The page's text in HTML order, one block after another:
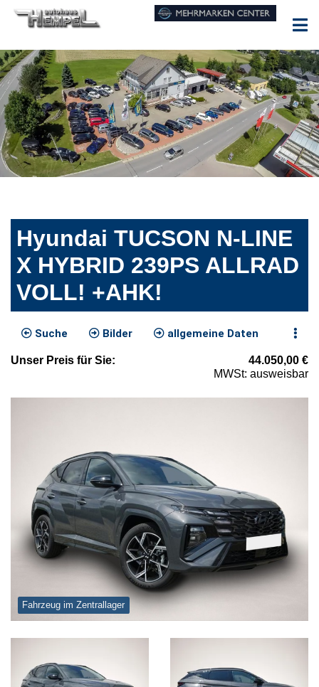
Hyundai TUCSON N-LINE
X HYBRID 239PS ALLRAD
VOLL! +AHK!
Suche Bilder allgemeine Daten
Unser Preis für Sie: 44.050,00 €
MWSt: ausweisbar
Fahrzeug im Zentrallager